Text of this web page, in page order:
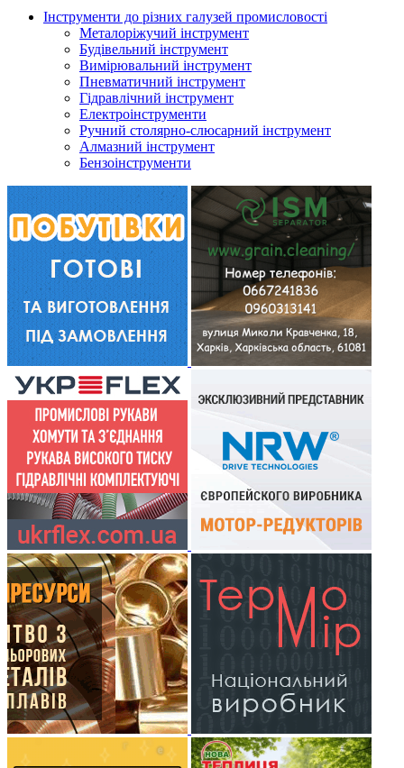
Інструменти до різних галузей промисловості
Металоріжучий інструмент
Будівельний інструмент
Вимірювальний інструмент
Пневматичний інструмент
Гідравлічний інструмент
Електроінструменти
Ручний столярно-слюсарний інструмент
Алмазний інструмент
Бензоінструменти